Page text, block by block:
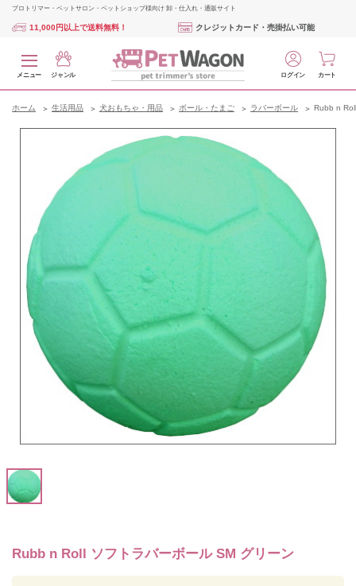
プロトリマー・ペットサロン・ペットショップ様向け 卸・仕入れ・通販サイト
11,000円以上で送料無料！ クレジットカード・売掛払い可能
メニュー ジャンル ログイン カート
ホーム 生活用品 犬おもちゃ・用品 ボール・たまご ラバーボール Rubb n
Rubb n Roll ソフトラバーボール SM グリーン